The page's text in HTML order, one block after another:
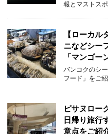
報とマストス
【ローカル
ニなどシー
「マンゴー
バンコクのシ
フード」をご紹
ピサヌロー
日帰り旅行
意点をご紹